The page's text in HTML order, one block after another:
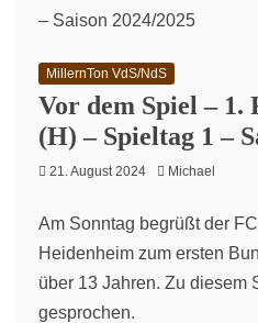
MillernTon VdS/NdS
Vor dem Spiel – 1.
(H) – Spieltag 1 –
21. August 2024 Michael
Am Sonntag begrüßt der
Heidenheim zum ersten
über 13 Jahren. Zu diesem
gesprochen.